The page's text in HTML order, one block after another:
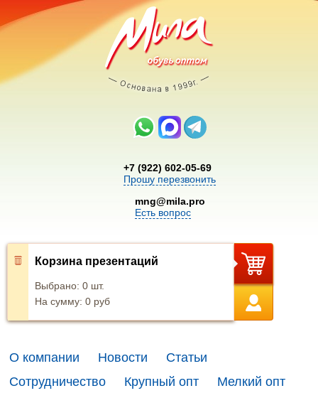
+7 (922) 602-05-69
Прошу перезвонить
mng@mila.pro
Есть вопрос
Корзина презентаций
Выбрано: 0 шт.
На сумму: 0 руб
О компании Новости
Статьи
Сотрудничество
Крупный опт
Мелкий опт